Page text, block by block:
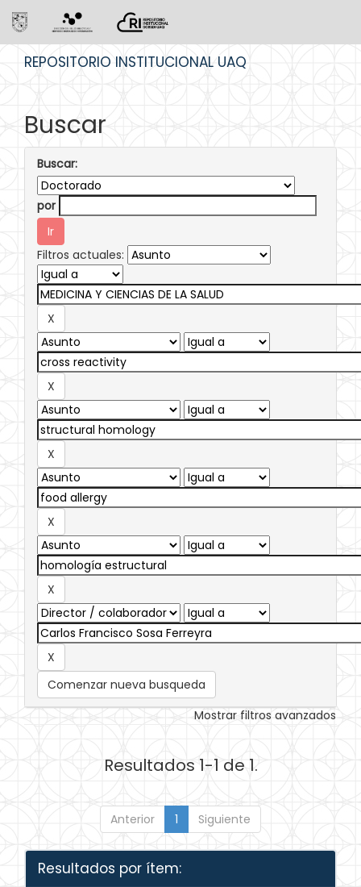
REPOSITORIO INSTITUCIONAL UAQ
Buscar
Buscar:
por
Filtros actuales:
Comenzar nueva busqueda
Mostrar filtros avanzados
Resultados 1-1 de 1.
Anterior 1 Siguiente
Resultados por ítem: